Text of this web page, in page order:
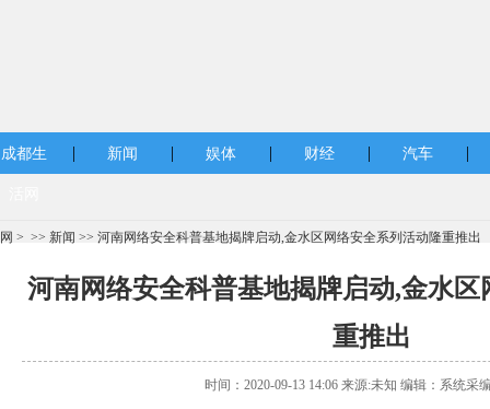
成都生 | 新闻 | 娱体 | 财经 | 汽车 |
网 > >> 新闻 >> 河南网络安全科普基地揭牌启动,金水区网络安全系列活动隆重推出
河南网络安全科普基地揭牌启动,金水
重推出
时间：2020-09-13 14:06 来源:未知 编辑：系统采